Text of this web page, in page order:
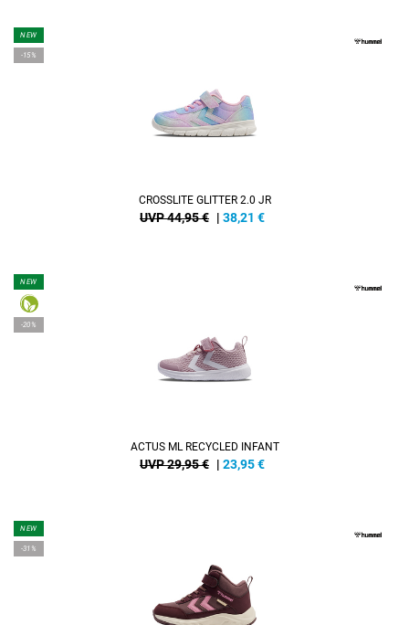
NEW
-15%
CROSSLITE GLITTER 2.0 JR
UVP 44,95 € | 38,21 €
NEW
-20%
ACTUS ML RECYCLED INFANT
UVP 29,95 € | 23,95€
NEW
-31%